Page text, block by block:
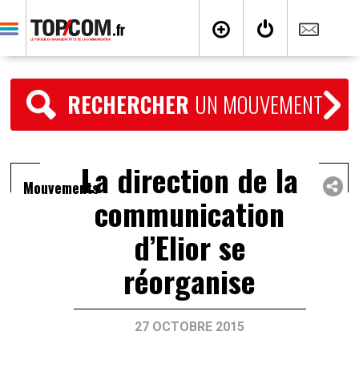
RECHERCHER UN MOUVEMENT
MouvementsLa direction de la
communication
d’Elior se
réorganise
27 OCTOBRE 2015